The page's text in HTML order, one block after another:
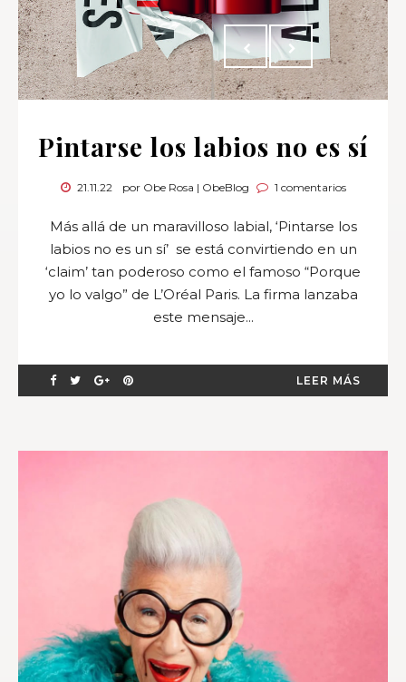
Pintarse los labios no es sí
21.11.22 por Obe Rosa | ObeBlog 1 comentarios
Más allá de un maravilloso labial, ‘Pintarse los
labios no es un sí’ se está convirtiendo en un
‘claim’ tan poderoso como el famoso “Porque
yo lo valgo” de L’Oréal Paris. La firma lanzaba
este mensaje...
LEER MÁS